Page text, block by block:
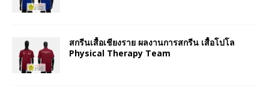
สกรีนเสื้อเชียงราย ผลงานการสกรีน เสื้อโปโล
Physical Therapy Team